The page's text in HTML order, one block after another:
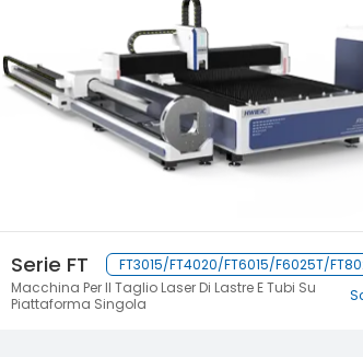
Serie FT
FT3015/FT4020/FT6015/F6025T/
Macchina Per Il Taglio Laser Di Lastre E Tubi Su
Piattaforma Singola